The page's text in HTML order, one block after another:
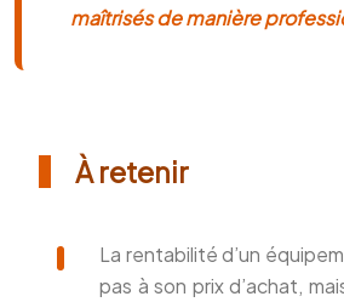
maîtrisés de manière
À retenir
La rentabilité d’un
pas à son prix d’achat,